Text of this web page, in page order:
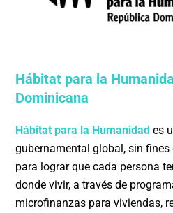
Hábitat para la
Dominicana
Hábitat para la Humanidad es
gubernamental global, sin fines
para lograr que cada persona
donde vivir, a través de
microfinanzas para viviendas,